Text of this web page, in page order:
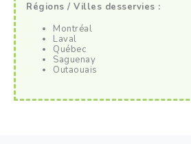
Régions / Villes desservies :
Montréal
Laval
Québec
Saguenay
Outaouais